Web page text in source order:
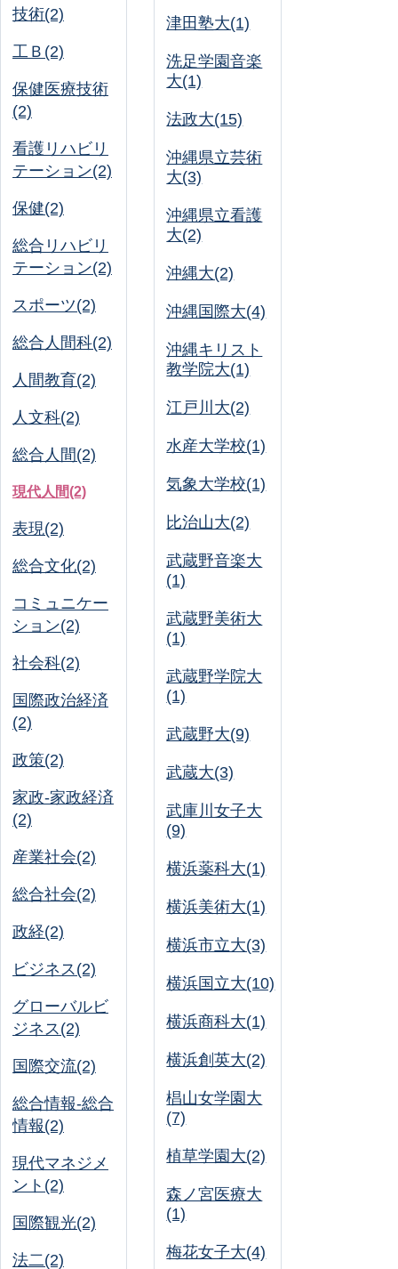
技術(2)
工Ｂ(2)
保健医療技術
(2)
看護リハビリ
テーション(2)
保健(2)
総合リハビリ
テーション(2)
スポーツ(2)
総合人間科(2)
人間教育(2)
人文科(2)
総合人間(2)
現代人間(2)
表現(2)
総合文化(2)
コミュニケー
ション(2)
社会科(2)
国際政治経済
(2)
政策(2)
家政-家政経済
(2)
産業社会(2)
総合社会(2)
政経(2)
ビジネス(2)
グローバルビ
ジネス(2)
国際交流(2)
総合情報-総合
情報(2)
現代マネジメ
ント(2)
国際観光(2)
法二(2)
津田塾大(1)
洗足学園音楽
大(1)
法政大(15)
沖縄県立芸術
大(3)
沖縄県立看護
大(2)
沖縄大(2)
沖縄国際大(4)
沖縄キリスト
教学院大(1)
江戸川大(2)
水産大学校(1)
気象大学校(1)
比治山大(2)
武蔵野音楽大
(1)
武蔵野美術大
(1)
武蔵野学院大
(1)
武蔵野大(9)
武蔵大(3)
武庫川女子大
(9)
横浜薬科大(1)
横浜美術大(1)
横浜市立大(3)
横浜国立大(10)
横浜商科大(1)
横浜創英大(2)
椙山女学園大
(7)
植草学園大(2)
森ノ宮医療大
(1)
梅花女子大(4)